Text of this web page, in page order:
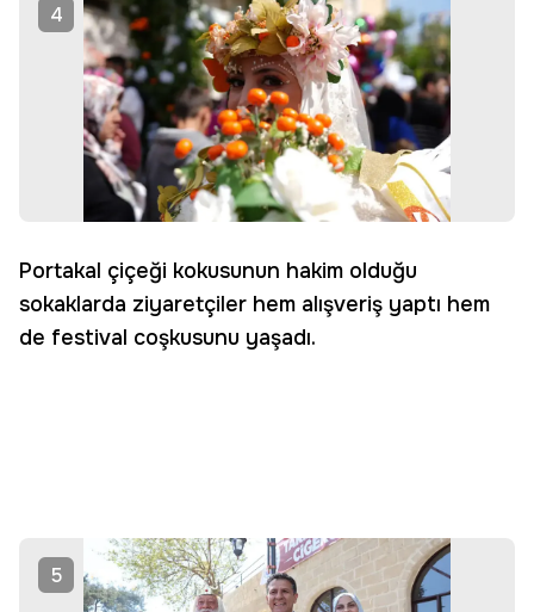
4
Portakal çiçeği kokusunun hakim olduğu
sokaklarda ziyaretçiler hem alışveriş yaptı hem
de festival coşkusunu yaşadı.
5